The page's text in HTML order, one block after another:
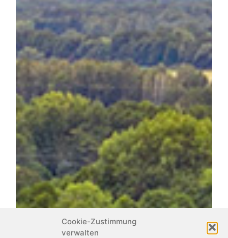
Cookie-Zustimmung
verwalten